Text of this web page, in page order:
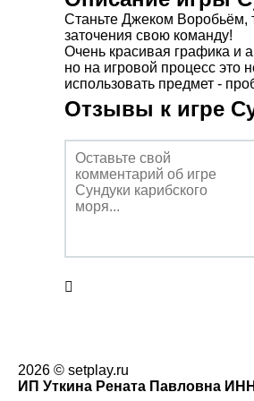
Станьте Джеком Воробьём,
заточения свою команду!
Очень красивая графика и
но на игровой процесс это
использовать предмет -
Отзывы к игре
2026 © setplay.ru
ИП Уткина Рената Павловна